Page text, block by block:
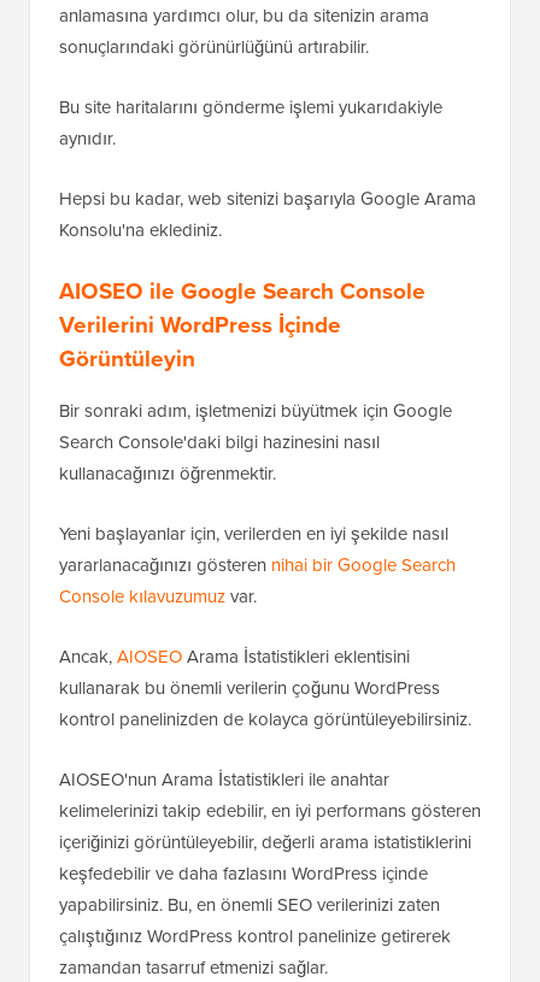
anlamasına yardımcı olur, bu da sitenizin arama
sonuçlarındaki görünürlüğünü artırabilir.
Bu site haritalarını gönderme işlemi yukarıdakiyle
aynıdır.
Hepsi bu kadar, web sitenizi başarıyla Google Arama
Konsolu'na eklediniz.
AIOSEO ile Google Search Console
Verilerini WordPress İçinde
Görüntüleyin
Bir sonraki adım, işletmenizi büyütmek için Google
Search Console'daki bilgi hazinesini nasıl
kullanacağınızı öğrenmektir.
Yeni başlayanlar için, verilerden en iyi şekilde nasıl
yararlanacağınızı gösteren nihai bir Google Search
Console kılavuzumuzvar.
Ancak,AIOSEOArama İstatistikleri eklentisini
kullanarak bu önemli verilerin çoğunu WordPress
kontrol panelinizden de kolayca görüntüleyebilirsiniz.
AIOSEO'nun Arama İstatistikleri ile anahtar
kelimelerinizi takip edebilir, en iyi performans gösteren
içeriğinizi görüntüleyebilir, değerli arama istatistiklerini
keşfedebilir ve daha fazlasını WordPress içinde
yapabilirsiniz. Bu, en önemli SEO verilerinizi zaten
çalıştığınız WordPress kontrol panelinize getirerek
zamandan tasarruf etmenizi sağlar.